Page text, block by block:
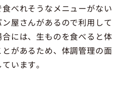
べれそうなメニューがない
屋さんがあるので利用して
には、生ものを食べると体
があるため、体調管理の面
います。